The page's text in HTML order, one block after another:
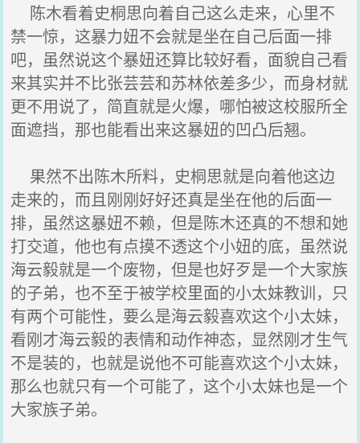
陈木看着史桐思向着自己这么走来，心里不
禁一惊，这暴力妞不会就是坐在自己后面一排
吧，虽然说这个暴妞还算比较好看，面貌自己看
来其实并不比张芸芸和苏林依差多少，而身材就
更不用说了，简直就是火爆，哪怕被这校服所全
面遮挡，那也能看出来这暴妞的凹凸后翘。
果然不出陈木所料，史桐思就是向着他这边
走来的，而且刚刚好好还真是坐在他的后面一
排，虽然这暴妞不赖，但是陈木还真的不想和她
打交道，他也有点摸不透这个小妞的底，虽然说
海云毅就是一个废物，但是也好歹是一个大家族
的子弟，也不至于被学校里面的小太妹教训，只
有两个可能性，要么是海云毅喜欢这个小太妹，
看刚才海云毅的表情和动作神态，显然刚才生气
不是装的，也就是说他不可能喜欢这个小太妹，
那么也就只有一个可能了，这个小太妹也是一个
大家族子弟。